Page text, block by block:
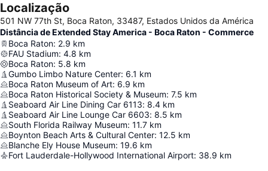
Localização
501 NW 77th St, Boca Raton, 33487, Estados Unidos da América
Distância de Extended Stay America - Boca Raton - Commerce
Boca Raton: 2.9 km
FAU Stadium: 4.8 km
Boca Raton: 5.8 km
Gumbo Limbo Nature Center: 6.1 km
Boca Raton Museum of Art: 6.9 km
Boca Raton Historical Society & Museum: 7.5 km
Seaboard Air Line Dining Car 6113: 8.4 km
Seaboard Air Line Lounge Car 6603: 8.5 km
South Florida Railway Museum: 11.7 km
Boynton Beach Arts & Cultural Center: 12.5 km
Blanche Ely House Museum: 19.6 km
Fort Lauderdale-Hollywood International Airport: 38.9 km